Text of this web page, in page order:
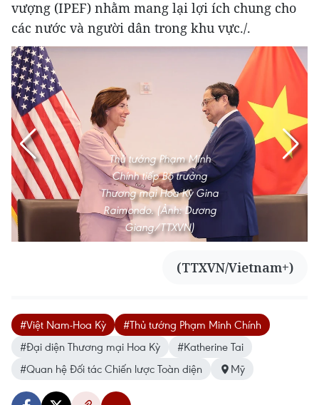
vượng (IPEF) nhằm mang lại lợi ích chung cho
các nước và người dân trong khu vực./.
Thủ tướng Phạm Minh
Chính tiếp Bộ trưởng
Thương mại Hoa Kỳ Gina
Raimondo. (Ảnh: Dương
Giang/TTXVN)
(TTXVN/Vietnam+)
#Việt Nam-Hoa Kỳ
#Thủ tướng Phạm Minh Chính
#Đại diện Thương mại Hoa Kỳ
#Katherine Tai
#Quan hệ Đối tác Chiến lược Toàn diện
Mỹ